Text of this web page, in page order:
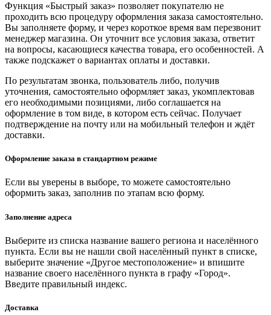
Функция «Быстрый заказ» позволяет покупателю не
проходить всю процедуру оформления заказа самостоятельно.
Вы заполняете форму, и через короткое время вам перезвонит
менеджер магазина. Он уточнит все условия заказа, ответит
на вопросы, касающиеся качества товара, его особенностей. А
также подскажет о вариантах оплаты и доставки.
По результатам звонка, пользователь либо, получив
уточнения, самостоятельно оформляет заказ, укомплектовав
его необходимыми позициями, либо соглашается на
оформление в том виде, в котором есть сейчас. Получает
подтверждение на почту или на мобильный телефон и ждёт
доставки.
Оформление заказа в стандартном режиме
Если вы уверены в выборе, то можете самостоятельно
оформить заказ, заполнив по этапам всю форму.
Заполнение адреса
Выберите из списка название вашего региона и населённого
пункта. Если вы не нашли свой населённый пункт в списке,
выберите значение «Другое местоположение» и впишите
название своего населённого пункта в графу «Город».
Введите правильный индекс.
Доставка